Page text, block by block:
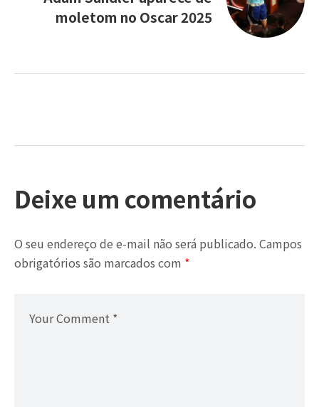
moletom no Oscar 2025
Deixe um comentário
O seu endereço de e-mail não será publicado. Campos
obrigatórios são marcados com *